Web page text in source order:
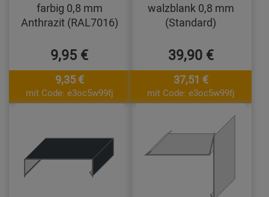
farbig 0,8 mm
Anthrazit (RAL7016)
9,95 €
9,35 €
mit Code: e3oc5w99fj
walzblank 0,8 mm
(Standard)
39,90 €
37,51 €
mit Code: e3oc5w99fj